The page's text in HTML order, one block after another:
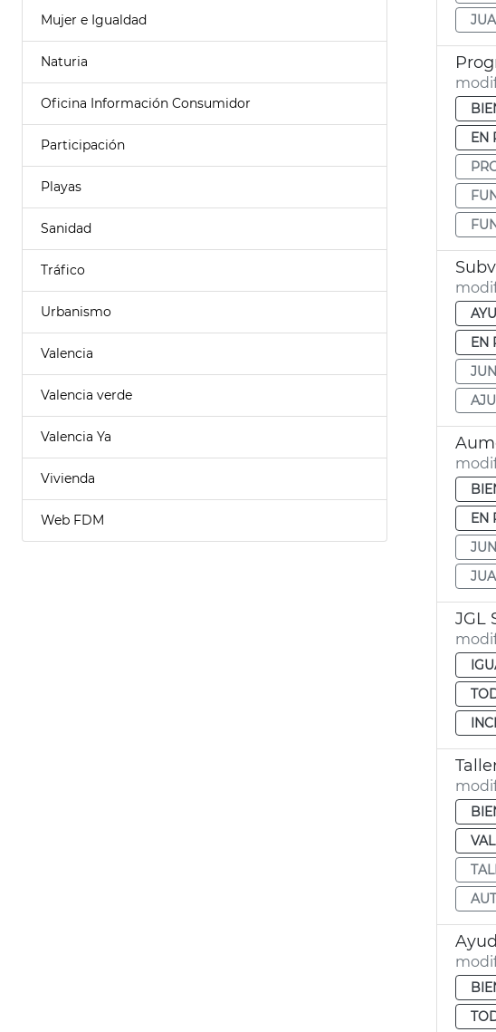
Mujer e Igualdad
Naturia
Oficina Información Consumidor
Participación
Playas
Sanidad
Tráfico
Urbanismo
Valencia
Valencia verde
Valencia Ya
Vivienda
Web FDM
EN
EN
EN
JGL